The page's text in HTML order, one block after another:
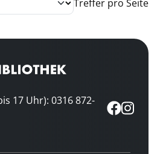
Treffer pro Seite
17 Uhr): 0316 872-